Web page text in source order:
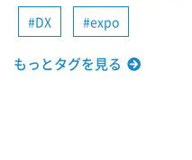
DX expo
もっとタグを見る